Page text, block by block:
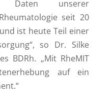
Daten unserer
seit 20
ist heute Teil einer
so Dr. Silke
BDRh. „Mit RheMIT
auf ein